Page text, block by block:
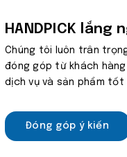
HANDPICK lắng
Chúng tôi luôn trân
đóng góp từ khách
dịch vụ và sản phẩm tốt
Đóng góp ý kiến